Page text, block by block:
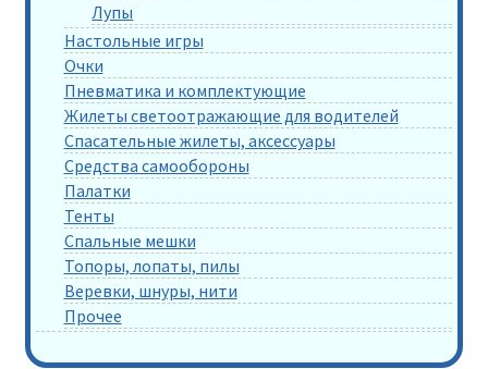
Лупы
Настольные игры
Очки
Пневматика и комплектующие
Жилеты светоотражающие для водителей
Спасательные жилеты, аксессуары
Средства самообороны
Палатки
Тенты
Спальные мешки
Топоры, лопаты, пилы
Веревки, шнуры, нити
Прочее